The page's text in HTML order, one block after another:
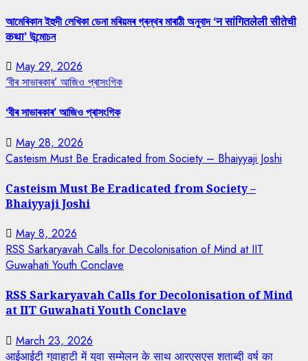
আমেৰিকান ইহুদী লেখিকা ডেনা মৰিয়মৰ গ্ৰন্থৰ মাৰাঠী অনুবাদ ‘न सांगितलेली सीतेची
कथा’ উন্মোচন
May 29, 2026
‘বীৰ সাভাৰকাৰ’ আজিও প্ৰাসংগিক
‘বীৰ সাভাৰকাৰ’ আজিও প্ৰাসংগিক
May 28, 2026
Casteism Must Be Eradicated from Society – Bhaiyyaji Joshi
Casteism Must Be Eradicated from Society –
Bhaiyyaji Joshi
May 8, 2026
RSS Sarkaryavah Calls for Decolonisation of Mind at IIT
Guwahati Youth Conclave
RSS Sarkaryavah Calls for Decolonisation of Mind
at IIT Guwahati Youth Conclave
March 23, 2026
आईआईटी गुवाहाटी में युवा सम्मेलन के साथ आरएसएस शताब्दी वर्ष का